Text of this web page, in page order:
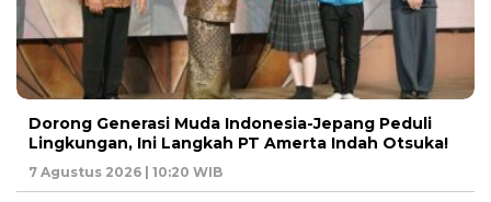
Dorong Generasi Muda Indonesia-Jepang Peduli
Lingkungan, Ini Langkah PT Amerta Indah Otsuka!
7 Agustus 2026 | 10:20 WIB